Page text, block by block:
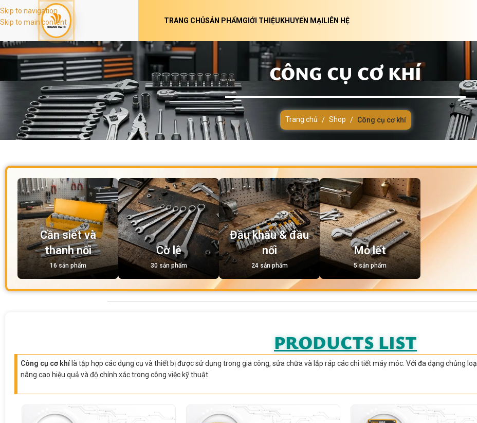
Skip to navigation
Skip to main content
TRANG CHỦSẢN PHẨMGIỚI THIỆUKHUYẾN MẠILIÊN HỆ
CÔNG CỤ CƠ KHÍ
Trang chủ / Shop / Công cụ cơ khí
Cần siết và
thanh nối
16 sản phẩm
Cờ lê
30 sản phẩm
Đầu khẩu & đầu
nối
24 sản phẩm
Mỏ lết
5 sản phẩm
PRODUCTS LIST
Công cụ cơ khí là tập hợp các dụng cụ và thiết bị được sử dụng trong gia công, sửa chữa và lắp ráp các chi tiết máy móc. Với đa dạng chủng
nâng cao hiệu quả và độ chính xác trong công việc kỹ thuật.